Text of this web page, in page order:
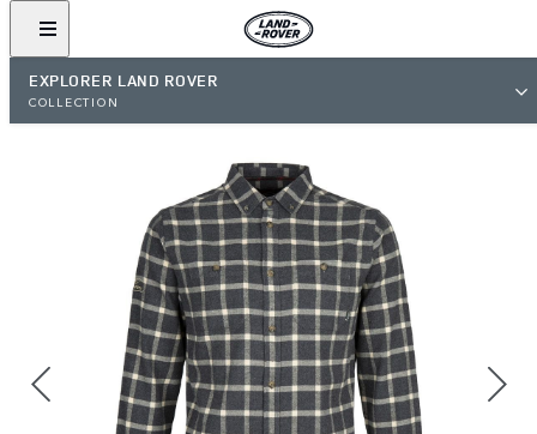
EXPLORER LAND ROVER
COLLECTION